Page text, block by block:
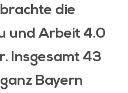
die
und Arbeit 4.0
Insgesamt 43
Bayern